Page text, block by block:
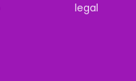
legal